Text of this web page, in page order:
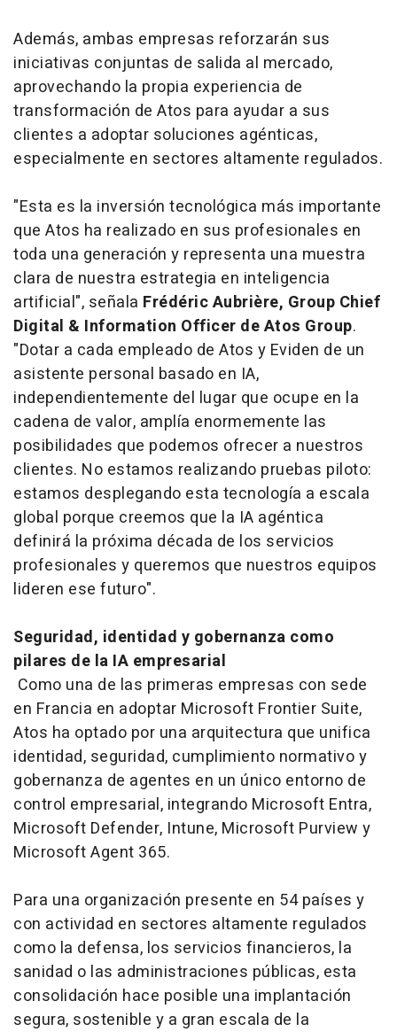
Además, ambas empresas reforzarán sus
iniciativas conjuntas de salida al mercado,
aprovechando la propia experiencia de
transformación de Atos para ayudar a sus
clientes a adoptar soluciones agénticas,
especialmente en sectores altamente regulados.
"Esta es la inversión tecnológica más importante
que Atos ha realizado en sus profesionales en
toda una generación y representa una muestra
clara de nuestra estrategia en inteligencia
artificial", señala Frédéric Aubrière, Group Chief
Digital & Information Officer de Atos Group.
"Dotar a cada empleado de Atos y Eviden de un
asistente personal basado en IA,
independientemente del lugar que ocupe en la
cadena de valor, amplía enormemente las
posibilidades que podemos ofrecer a nuestros
clientes. No estamos realizando pruebas piloto:
estamos desplegando esta tecnología a escala
global porque creemos que la IA agéntica
definirá la próxima década de los servicios
profesionales y queremos que nuestros equipos
lideren ese futuro".
Seguridad, identidad y gobernanza como
pilares de la IA empresarial
Como una de las primeras empresas con sede
en Francia en adoptar Microsoft Frontier Suite,
Atos ha optado por una arquitectura que unifica
identidad, seguridad, cumplimiento normativo y
gobernanza de agentes en un único entorno de
control empresarial, integrando Microsoft Entra,
Microsoft Defender, Intune, Microsoft Purview y
Microsoft Agent 365.
Para una organización presente en 54 países y
con actividad en sectores altamente regulados
como la defensa, los servicios financieros, la
sanidad o las administraciones públicas, esta
consolidación hace posible una implantación
segura, sostenible y a gran escala de la